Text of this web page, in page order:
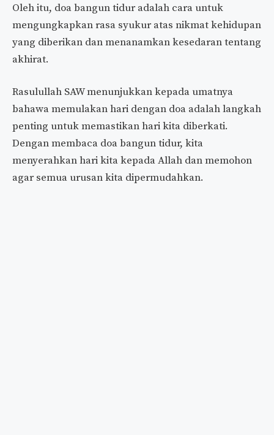
Oleh itu, doa bangun tidur adalah cara untuk
mengungkapkan rasa syukur atas nikmat kehidupan
yang diberikan dan menanamkan kesedaran tentang
akhirat.
Rasulullah SAW menunjukkan kepada umatnya
bahawa memulakan hari dengan doa adalah langkah
penting untuk memastikan hari kita diberkati.
Dengan membaca doa bangun tidur, kita
menyerahkan hari kita kepada Allah dan memohon
agar semua urusan kita dipermudahkan.